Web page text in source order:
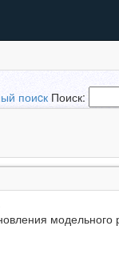
поиcк Поиск:
модельного